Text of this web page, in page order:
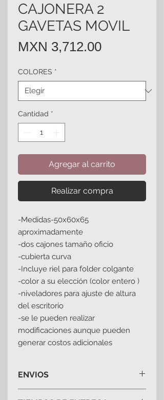
CAJONERA 2
GAVETAS MOVIL
MXN 3,712.00Precio
COLORES *
Cantidad *
Agregar al carrito
Realizar compra
-Medidas-50x60x65
aproximadamente
-dos cajones tamaño oficio
-cubierta curva
-Incluye riel para folder colgante
-color a su elección (color entero )
-niveladores para ajuste de altura
del escritorio
-se le pueden realizar
modificaciones aunque pueden
generar costos adicionales
ENVIOS